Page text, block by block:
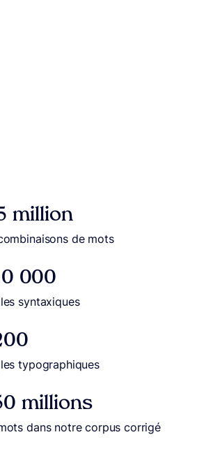
million
de mots
000
syntaxiques
typographiques
millions
dans notre corpus corrigé